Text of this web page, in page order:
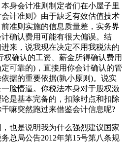
身会计准则制定者们在小屋子里
计准则》由于缺乏有效估值技术
准则实施的信息质量差，实务界
确认费用可能有很大偏误。结
来，说我现在决定不用我税法的
确认的工资、薪金所得确认费用
可靠的)，直接用你会计确认的管
据的重要依据(孰小原则)。说实
脸懵逼。你税法本身对于股权激
是基本完备的，扣除时点和扣除
嘛突然跑过来借鉴会计信息呢?
是说明我为什么强烈建议国家
总局公告2012年第15号第八条规